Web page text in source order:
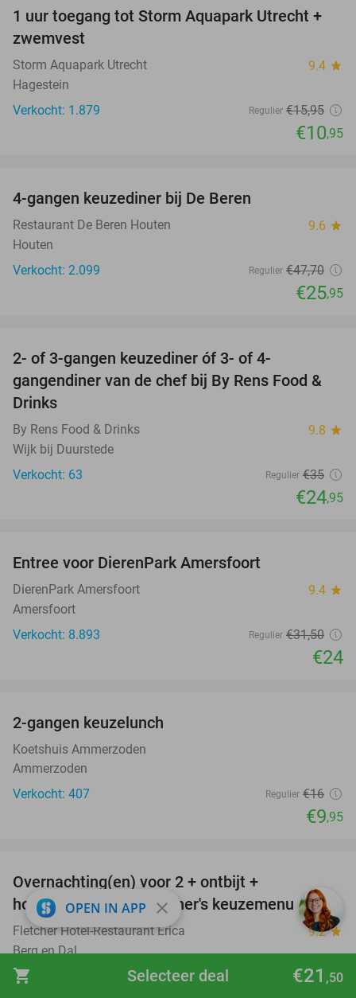
shopping_cart €21 ,50
Selecteer deal
31%
1 uur toegang tot Storm Aquapark Utrecht +
zwemvest
Storm Aquapark Utrecht 9.4 star
Hagestein
Verkocht: 1.879
Regulier €15,95
€10,95
4-gangen keuzediner bij De Beren
Restaurant De Beren Houten 9.6 star
Houten
Verkocht: 2.099
Regulier €47,70
€25,95
2- of 3-gangen keuzediner óf 3- of 4-
gangendiner van de chef bij By Rens Food &
Drinks
By Rens Food & Drinks 9.8 star
Wijk bij Duurstede
Verkocht: 63
Regulier €35
€24,95
Entree voor DierenPark Amersfoort
DierenPark Amersfoort 9.4 star
Amersfoort
Verkocht: 8.893
Regulier €31,50
€24
2-gangen keuzelunch
Koetshuis Ammerzoden
Ammerzoden
Verkocht: 407
Regulier €16
€9,95
21%
Overnachting(en) voor 2 + ontbijt +
hoofdgerecht van Fletcher's keuzemenu
Fletcher Hotel-Restaurant Erica 9.2star
Berg en Dal
Verkocht: 920
€183
OPEN IN APP close